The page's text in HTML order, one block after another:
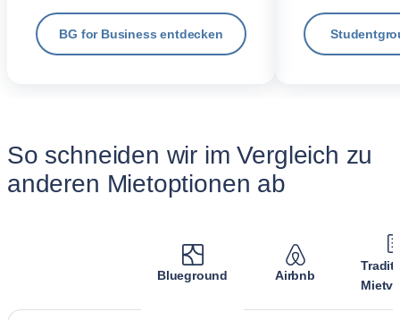
BG for Business entdecken
So schneiden wir im Vergleich zu
anderen Mietoptionen ab
Blueground Airbnb